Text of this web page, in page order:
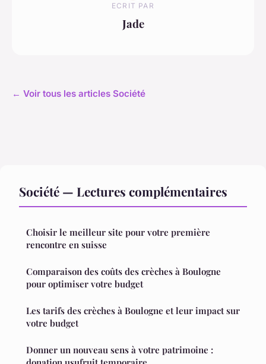
ECRIT PAR
Jade
← Voir tous les articles Société
Société — Lectures complémentaires
Choisir le meilleur site pour votre première
rencontre en suisse
Comparaison des coûts des crèches à Boulogne
pour optimiser votre budget
Les tarifs des crèches à Boulogne et leur impact sur
votre budget
Donner un nouveau sens à votre patrimoine :